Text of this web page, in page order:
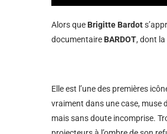
Alors que Brigitte Bardot
documentaire BARDOT, dont la
Elle est l’une des premières
vraiment dans une case, muse
mais sans doute incomprise.